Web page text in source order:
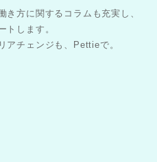
方に関するコラムも充実し、
トします。
アチェンジも、Pettieで。